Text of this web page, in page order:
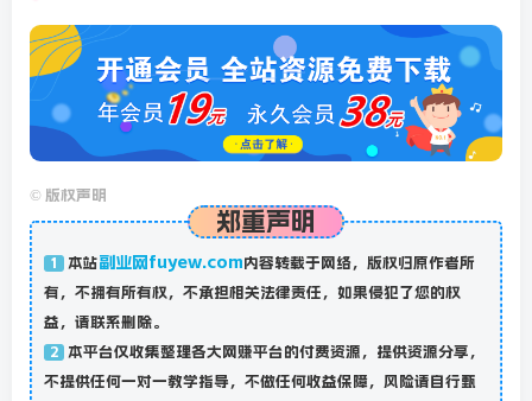
© 版权声明
郑重声明
1 本站副业网fuyew.com内容转载于网络，版权归原作者所
有，不拥有所有权，不承担相关法律责任，如果侵犯了您的权
益，请联系删除。
2 本平台仅收集整理各大网赚平台的付费资源，提供资源分享，
不提供任何一对一教学指导，不做任何收益保障，风险请自行甄